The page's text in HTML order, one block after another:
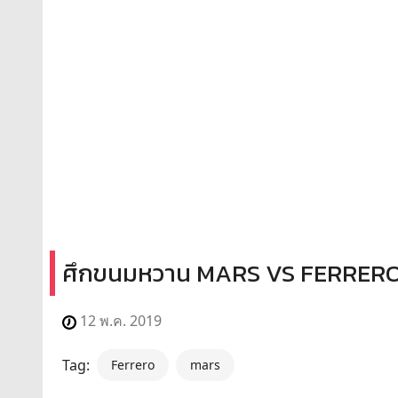
ศึกขนมหวาน MARS VS
12 พ.ค. 2019
Tag: Ferrero mars